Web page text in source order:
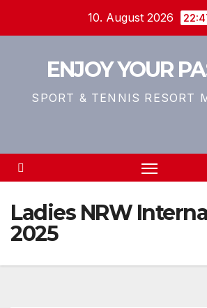
10. August 2026
ENJOY YOUR
SPORT & TENNIS RESORT
Ladies NRW
2025